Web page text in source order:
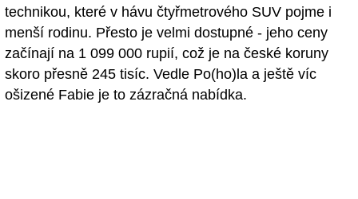
technikou, které v hávu čtyřmetrového SUV pojme i
menší rodinu. Přesto je velmi dostupné - jeho ceny
začínají na 1 099 000 rupií, což je na české koruny
skoro přesně 245 tisíc. Vedle Po(ho)la a ještě víc
ošizené Fabie je to zázračná nabídka.